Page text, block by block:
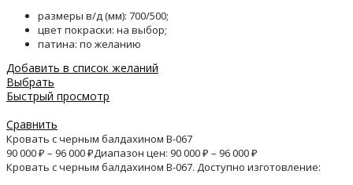
размеры в/д (мм): 700/500;
цвет покраски: на выбор;
патина: по желанию
Добавить в список желаний
Выбрать
Быстрый просмотр
Сравнить
Кровать с черным балдахином B-067
90 000₽ – 96 000₽Диапазон цен: 90 000 ₽ – 96 000 ₽
Кровать с черным балдахином B-067. Доступно изготовление: